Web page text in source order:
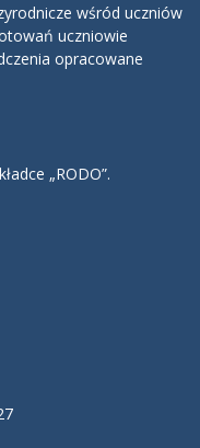
wśród uczniów
uczniowie
opracowane
„RODO”.